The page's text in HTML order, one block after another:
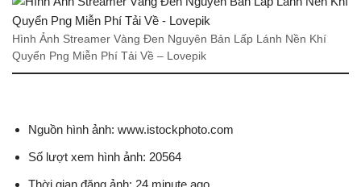
Hình Ảnh Streamer Vàng Đen Nguyên Bản Lấp Lánh Nền Khí
Quyển Png Miễn Phí Tải Về – Lovepik
Nguồn hình ảnh: www.istockphoto.com
Số lượt xem hình ảnh: 20564